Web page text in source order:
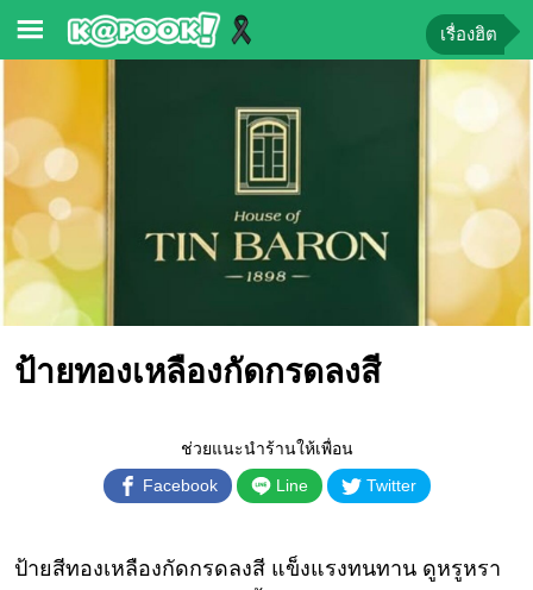
ข่าว-
ความ
รู้
ข่าว
ข่าว
บันเทิง
หวย
เรื่องฮิต
ป้ายทองเหลืองกัดกรดลงสี
ช่วยแนะนำร้านให้เพื่อน
Facebook
Line Twitter
ป้ายสีทองเหลืองกัดกรดลงสี แข็งแรงทนทาน ดูหรูหรา